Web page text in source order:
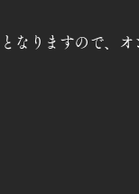
となりますので、